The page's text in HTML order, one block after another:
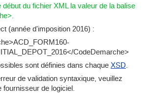
début du fichier XML la valeur de la balise
(année d'imposition 2016) :
CodeDemarche>
sont définies dans chaque XSD.
de validation syntaxique, veuillez
fournisseur de logiciel.